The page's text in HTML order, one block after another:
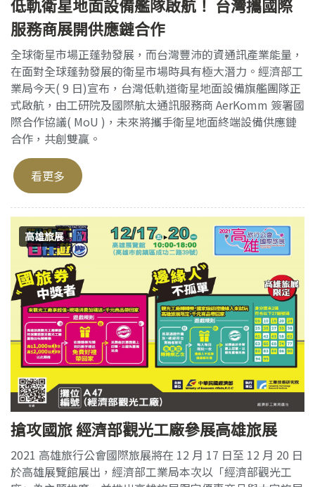
低軌衛星地面設備艦隊啟航！ 台灣攜國際
服務商展開供應鏈合作
全球衛星市場正蓬勃發展，而台灣豐沛的資通訊產業能量，
在面對全球蓬勃發展的衛星市場時具有極大潛力。經濟部工
業局今天( 9 日)宣布，台灣低軌道衛星地面設備旗艦團隊正
式啟航，由工研院及國際航太通訊服務商 AerKomm 簽署國
際合作協議( MoU )，未來將攜手衛星地面終端設備供應鏈
合作，共創雙贏。
看更多
高雄旅展
搶攻國旅 經濟部觀光工廠參展高雄旅展
2021 高雄旅行公會國際旅展將在 12 月 17 日至 12 月 20 日
於高雄展覽館展出，經濟部工業局本次以「經濟部觀光工